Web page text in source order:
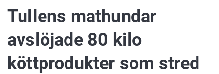
Tullens mathundar
avslöjade 80 kilo
köttprodukter som stred